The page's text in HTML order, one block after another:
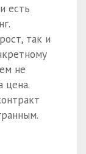
есть
так и
не
цена.